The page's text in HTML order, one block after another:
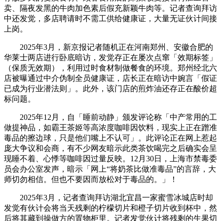
卖、隔夜发黑的牛肉加色素后假充新颖牛肉等。记者查询拜访
中还发觉，多店聘请时不需工供给健康证，大量无证伙计间接
上岗。
2025年3月，新京报记者随机正在河南郑州、安徽合肥的
华莱士两店进行卧底暗访，发觉存正在屡次点窜「效期标签」
（保质无效期），利用过时食材制做餐食的环境。郑州经北六
店被曝通过中介伪制全员健康证，店长正在暗访中婉言「假证
已成为行业潜法则」。此外，该门店的煎炸油还存正在酸价超
标问题。
2025年12月，自「睡前动静」颁发评论称「中产常用的工
做提神品，如霸王茶姬等高浓度咖啡因饮料，现实上正在蹭准
毒品的擦边球，只是他们嘴上不认可」。此评论正在网上惹起
庞大争议和会商，有不少网友暗示此类茶饮喝完之后确实会呈
现睡不着、心悸等咖啡因过量反映。12月30日，上海市禁毒委
员会办公室发声，暗示「网上“将奶茶比做准毒品”的言辞，大
师切勿相信。但也不要因而放松对于毒品的。」！
2025年3月，记者查询拜访湖北宜昌一家蜜雪冰城店时却
发觉有伙计会将当天残剩的柠檬切片和橙子切片收到杯中，然
后将其藏到操做方的置物柜里。记者发觉伙计将残剩的生果切